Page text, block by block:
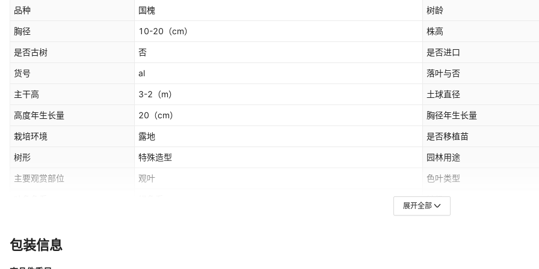
品种 国槐 树龄
胸径 10-20 （cm） 株高
是否古树 否 是否进口
货号 al 落叶与否
主干高 3-2 （m） 土球直径
高度年生长量 20 （cm） 胸径年生长量
栽培环境 露地 是否移植苗
树形 特殊造型 园林用途
主要观赏部位 观叶 色叶类型
地径
是否跨境出口专供货源
展开全部
包装信息